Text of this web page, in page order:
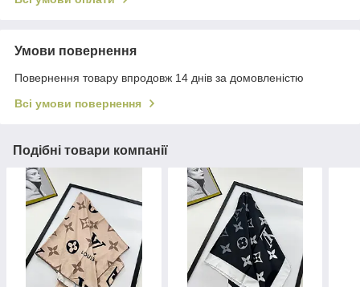
Умови повернення
Повернення товару впродовж 14 днів за домовленістю
Всі умови повернення
Подібні товари компанії